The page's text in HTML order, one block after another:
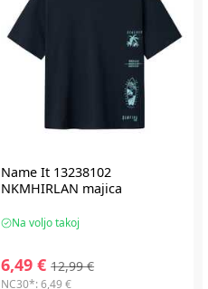
Name It 13238102
NKMHIRLAN majica
Na voljo takoj
6,49 € 12,99 €
NC30*:6,49 €